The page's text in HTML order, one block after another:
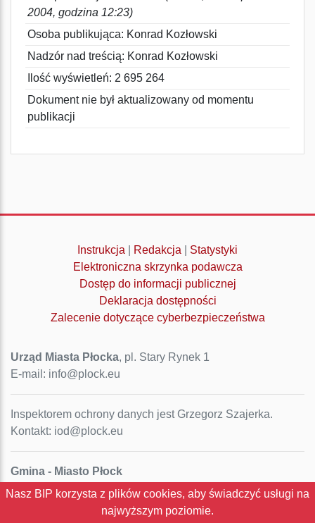
2004, godzina 12:23)
Osoba publikująca: Konrad Kozłowski
Nadzór nad treścią: Konrad Kozłowski
Ilość wyświetleń: 2 695 264
Dokument nie był aktualizowany od momentu
publikacji
Instrukcja Redakcja
Statystyki
Elektroniczna skrzynka podawcza
Dostęp do informacji publicznej
Deklaracja dostępności
Zalecenie dotyczące cyberbezpieczeństwa
Urząd Miasta Płocka, pl. Stary Rynek 1
E-mail: info@plock.eu
Inspektorem ochrony danych jest Grzegorz Szajerka.
Kontakt: iod@plock.eu
Gmina - Miasto Płock
Pl. Stary Rynek 1
Nasz BIP korzysta z plików cookies, aby świadczyć usługi na
najwyższym poziomie.